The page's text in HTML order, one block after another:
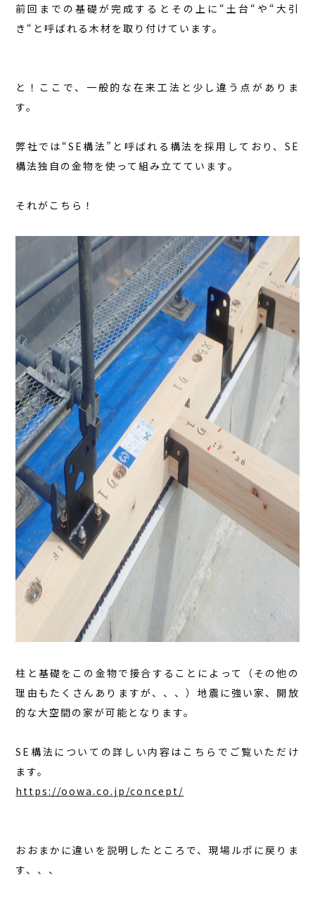
前回までの基礎が完成するとその上に“土台“や“大引
き“と呼ばれる木材を取り付けています。
と！ここで、一般的な在来工法と少し違う点がありま
す。
弊社では“SE構法”と呼ばれる構法を採用しており、SE
構法独自の金物を使って組み立てています。
それがこちら！
柱と基礎をこの金物で接合することによって（その他の
理由もたくさんありますが、、、）地震に強い家、開放
的な大空間の家が可能となります。
SE構法についての詳しい内容はこちらでご覧いただけ
ます。
https://oowa.co.jp/concept/
おおまかに違いを説明したところで、現場ルポに戻りま
す、、、